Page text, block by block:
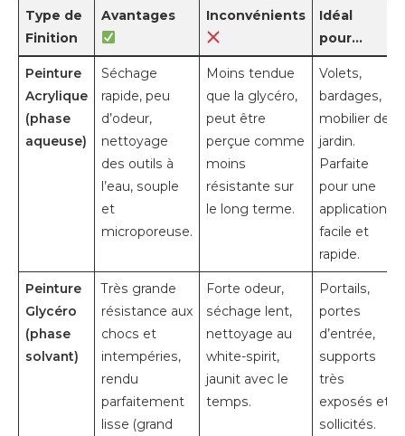
Type de
Finition
Avantages Inconvénients
Idéal
pour…
Peinture
Acrylique
(phase
aqueuse)
Séchage
rapide, peu
d’odeur,
nettoyage
des outils à
l’eau, souple
et
microporeuse.
Moins tendue
que la glycéro,
peut être
perçue comme
moins
résistante sur
le long terme.
Volets,
bardages,
mobilier de
jardin.
Parfaite
pour une
application
facile et
rapide.
Peinture
Glycéro
(phase
solvant)
Très grande
résistance aux
chocs et
intempéries,
rendu
parfaitement
lisse (grand
Forte odeur,
séchage lent,
nettoyage au
white-spirit,
jaunit avec le
temps.
Portails,
portes
d’entrée,
supports
très
exposés et
sollicités.